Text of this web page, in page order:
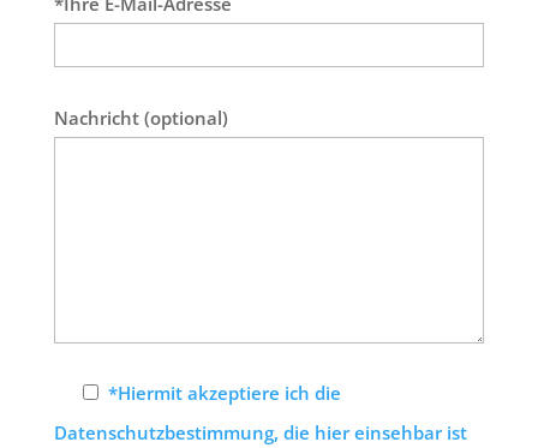
Nachricht (optional)
*Hiermit akzeptiere ich die
Datenschutzbestimmung, die hier einsehbar ist